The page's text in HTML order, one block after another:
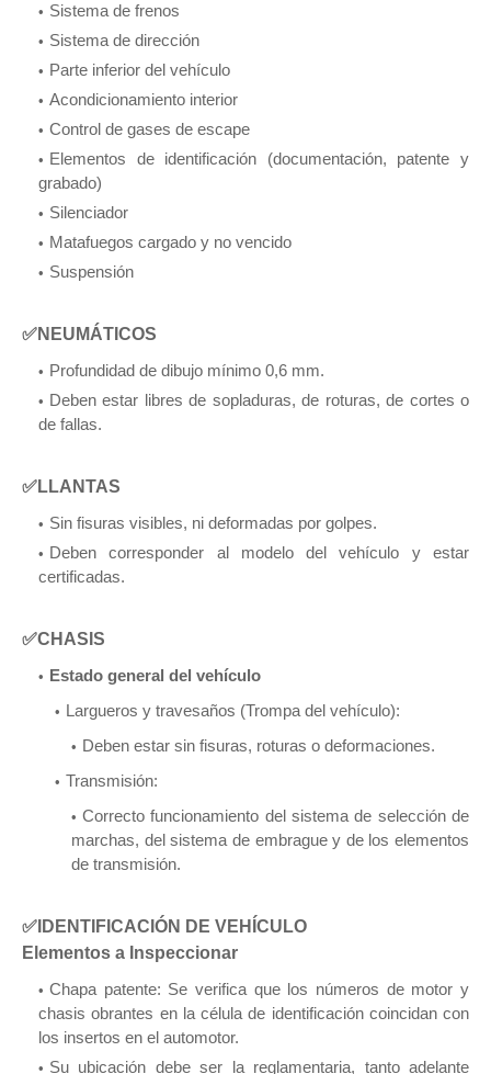
Sistema de frenos
Sistema de dirección
Parte inferior del vehículo
Acondicionamiento interior
Control de gases de escape
Elementos de identificación (documentación, patente y
grabado)
Silenciador
Matafuegos cargado y no vencido
Suspensión
✅NEUMÁTICOS
Profundidad de dibujo mínimo 0,6 mm.
Deben estar libres de sopladuras, de roturas, de cortes o
de fallas.
✅LLANTAS
Sin fisuras visibles, ni deformadas por golpes.
Deben corresponder al modelo del vehículo y estar
certificadas.
✅CHASIS
Estado general del vehículo
Largueros y travesaños (Trompa del vehículo):
Deben estar sin fisuras, roturas o deformaciones.
Transmisión:
Correcto funcionamiento del sistema de selección de
marchas, del sistema de embrague y de los elementos
de transmisión.
✅IDENTIFICACIÓN DE VEHÍCULO
Elementos a Inspeccionar
Chapa patente: Se verifica que los números de motor y
chasis obrantes en la célula de identificación coincidan con
los insertos en el automotor.
Su ubicación debe ser la reglamentaria, tanto adelante